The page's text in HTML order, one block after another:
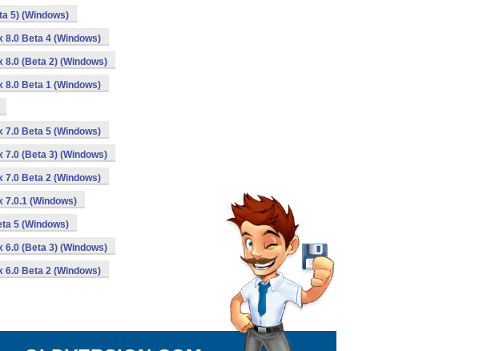
5) (Windows)
8.0 Beta 4 (Windows)
8.0 (Beta 2) (Windows)
8.0 Beta 1 (Windows)
7.0 Beta 5 (Windows)
7.0 (Beta 3) (Windows)
7.0 Beta 2 (Windows)
7.0.1 (Windows)
5 (Windows)
6.0 (Beta 3) (Windows)
6.0 Beta 2 (Windows)